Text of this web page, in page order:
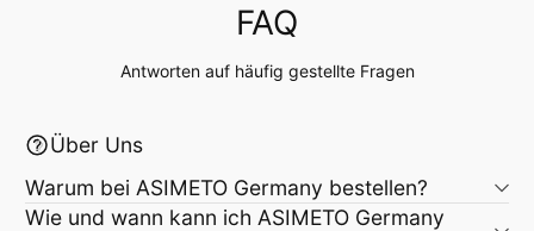
FAQ
Antworten auf häufig gestellte Fragen
Über Uns
Warum bei ASIMETO Germany bestellen?
Wie und wann kann ich ASIMETO Germany